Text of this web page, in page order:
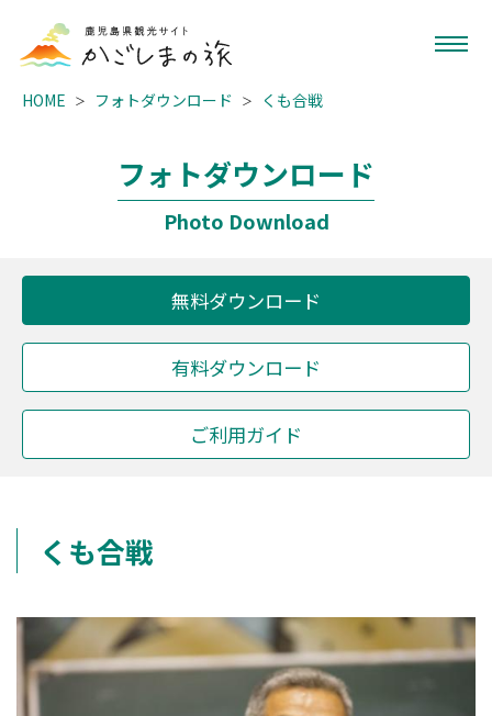
HOME フォトダウンロード くも合戦
フォトダウンロード
Photo Download
無料ダウンロード
有料ダウンロード
ご利用ガイド
くも合戦